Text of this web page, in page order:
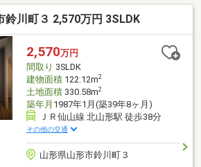
電話にてお問い合わせください♪
鈴川町３ 2,570万円 3SLDK
2,570万円
間取り 3SLDK
建物面積122.12m2
土地面積330.58m2
築年月 1987年1月(築39年8ヶ月)
ＪＲ仙山線 北山形駅 徒歩38分
その他の交通
山形県山形市鈴川町３